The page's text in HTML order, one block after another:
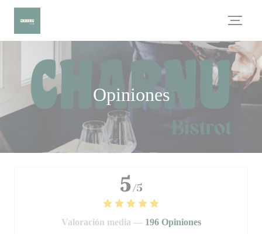
Personalización de sus opciones de cookies
Opiniones
5 /5
Valoración media — 196 Opiniones